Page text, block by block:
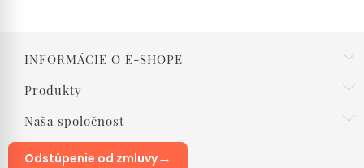
INFORMÁCIE O E-SHOPE
Produkty
Naša spoločnosť
Odstúpenie od zmluvy→